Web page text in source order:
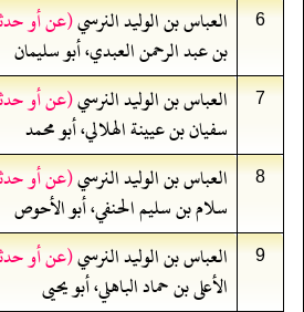
6 العباس بن الوليد النرسي(عن أو
بن عبد الرحمن العبدي، أبو سليمان
7 العباس بن الوليد النرسي(عن أو
سفيان بن عيينة الهلالي، أبو محمد
8 العباس بن الوليد النرسي(عن أو
سلام بن سليم الحنفي، أبو الأحوص
9 العباس بن الوليد النرسي(عن أو
الأعلى بن حماد الباهلي، أبو يحيى